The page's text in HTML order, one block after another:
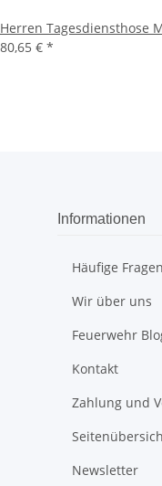
Herren Tagesdiensthose
80,65 € *
Informationen
Häufige Fragen
Wir über uns
Feuerwehr
Kontakt
Zahlung und
Newsletter